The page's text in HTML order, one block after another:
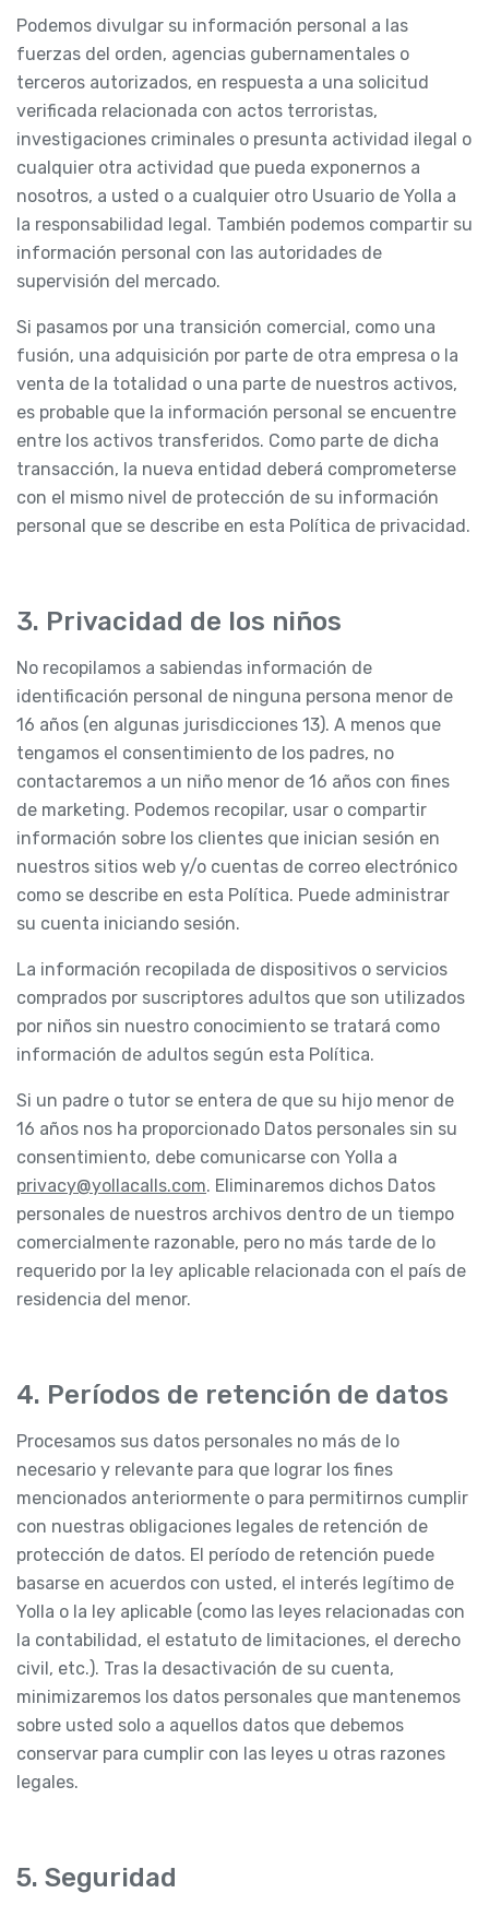
Podemos divulgar su información personal a las
fuerzas del orden, agencias gubernamentales o
terceros autorizados, en respuesta a una solicitud
verificada relacionada con actos terroristas,
investigaciones criminales o presunta actividad ilegal o
cualquier otra actividad que pueda exponernos a
nosotros, a usted o a cualquier otro Usuario de Yolla a
la responsabilidad legal. También podemos compartir su
información personal con las autoridades de
supervisión del mercado.
Si pasamos por una transición comercial, como una
fusión, una adquisición por parte de otra empresa o la
venta de la totalidad o una parte de nuestros activos,
es probable que la información personal se encuentre
entre los activos transferidos. Como parte de dicha
transacción, la nueva entidad deberá comprometerse
con el mismo nivel de protección de su información
personal que se describe en esta Política de privacidad.
3. Privacidad de los niños
No recopilamos a sabiendas información de
identificación personal de ninguna persona menor de
16 años (en algunas jurisdicciones 13). A menos que
tengamos el consentimiento de los padres, no
contactaremos a un niño menor de 16 años con fines
de marketing. Podemos recopilar, usar o compartir
información sobre los clientes que inician sesión en
nuestros sitios web y/o cuentas de correo electrónico
como se describe en esta Política. Puede administrar
su cuenta iniciando sesión.
La información recopilada de dispositivos o servicios
comprados por suscriptores adultos que son utilizados
por niños sin nuestro conocimiento se tratará como
información de adultos según esta Política.
Si un padre o tutor se entera de que su hijo menor de
16 años nos ha proporcionado Datos personales sin su
consentimiento, debe comunicarse con Yolla a
privacy@yollacalls.com. Eliminaremos dichos Datos
personales de nuestros archivos dentro de un tiempo
comercialmente razonable, pero no más tarde de lo
requerido por la ley aplicable relacionada con el país de
residencia del menor.
4. Períodos de retención de datos
Procesamos sus datos personales no más de lo
necesario y relevante para que lograr los fines
mencionados anteriormente o para permitirnos cumplir
con nuestras obligaciones legales de retención de
protección de datos. El período de retención puede
basarse en acuerdos con usted, el interés legítimo de
Yolla o la ley aplicable (como las leyes relacionadas con
la contabilidad, el estatuto de limitaciones, el derecho
civil, etc.). Tras la desactivación de su cuenta,
minimizaremos los datos personales que mantenemos
sobre usted solo a aquellos datos que debemos
conservar para cumplir con las leyes u otras razones
legales.
5. Seguridad